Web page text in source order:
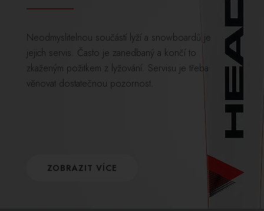
Neodmyslitelnou součástí lyží a snowboardů je
jejich servis. Často je zanedbaný a končí to
zkaženým požitkem z lyžování. Servisu je třeba
věnovat dostatečnou pozornost.
ZOBRAZIT VÍCE